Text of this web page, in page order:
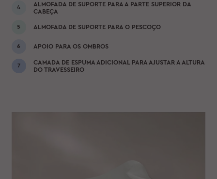
ALMOFADA DE SUPORTE PARA A PARTE SUPERIOR DA
CABEÇA
ALMOFADA DE SUPORTE PARA O PESCOÇO
APOIO PARA OS OMBROS
CAMADA DE ESPUMA ADICIONAL PARA AJUSTAR A ALTURA
DO TRAVESSEIRO